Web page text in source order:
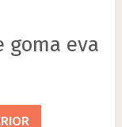
goma eva